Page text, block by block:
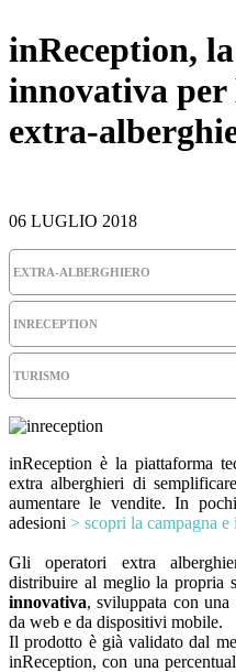
inReception,
innovativa
extra-
06 LUGLIO 2018
EXTRA-ALBERGHIERO
INRECEPTION
TURISMO
inReception è la piattaforma
extra alberghieri di
aumentare le vendite. In
adesioni > scopri la campagna e
Gli operatori extra
distribuire al meglio la propria
innovativa, sviluppata con una
da web e da dispositivi mobile.
Il prodotto è già validato dal
inReception, con una